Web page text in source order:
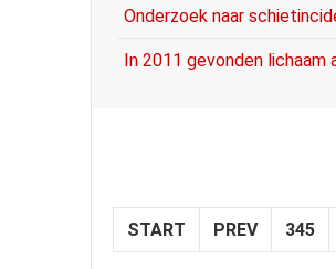
Onderzoek naar
In 2011 gevonden
START PREV 345